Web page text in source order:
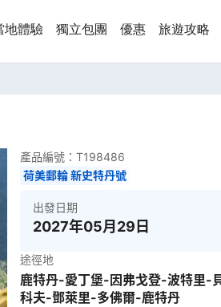
地體驗 獨立包團 優惠 旅遊攻略
產品編號： T198486
荷美郵輪 新史特丹號
出發日期
2027年05月29日
途徑地
鹿特丹-愛丁堡-因弗戈登-波特里-
科夫-鄧萊里-多佛爾-鹿特丹